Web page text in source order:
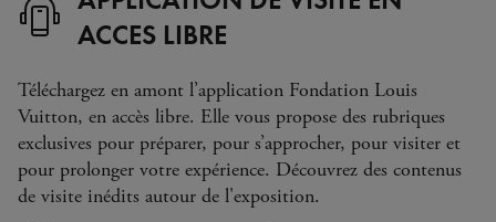
ACCES LIBRE
Téléchargez en amont l’application Fondation Louis
Vuitton, en accès libre. Elle vous propose des rubriques
exclusives pour préparer, pour s’approcher, pour visiter et
pour prolonger votre expérience. Découvrez des contenus
de visite inédits autour de l'exposition.